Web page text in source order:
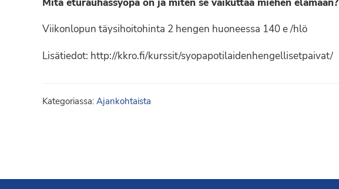
Viikonlopun täysihoitohinta 2 hengen huoneessa 140 e /hlö
Lisätiedot: http://kkro.fi/kurssit/syopapotilaidenhengellisetpaivat/
Kategoriassa:Ajankohtaista